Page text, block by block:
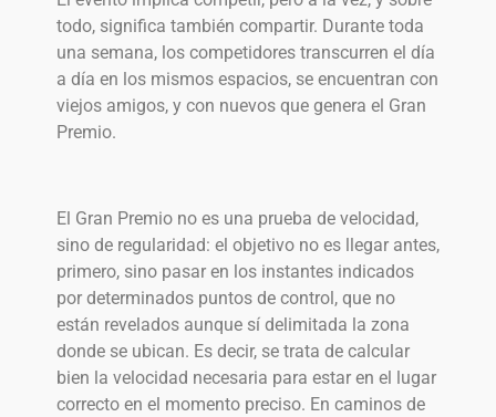
todo, significa también compartir. Durante toda
una semana, los competidores transcurren el día
a día en los mismos espacios, se encuentran con
viejos amigos, y con nuevos que genera el Gran
Premio.
El Gran Premio no es una prueba de velocidad,
sino de regularidad: el objetivo no es llegar antes,
primero, sino pasar en los instantes indicados
por determinados puntos de control, que no
están revelados aunque sí delimitada la zona
donde se ubican. Es decir, se trata de calcular
bien la velocidad necesaria para estar en el lugar
correcto en el momento preciso. En caminos de